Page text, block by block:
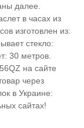
далее.
в часах из
изготовлен из:
стекло:
30 метров.
на сайте
через
в Украине:
сайтах!